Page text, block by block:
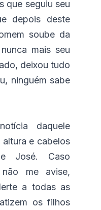
que seguiu seu
depois deste
soube da
mais seu
deixou tudo
ninguém sabe
daquele
altura e cabelos
José. Caso
me avise,
a todas as
os filhos